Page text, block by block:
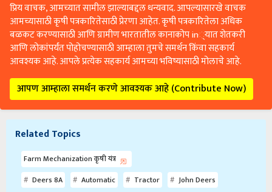
प्रिय वाचक, आमच्यात सामील झाल्याबद्दल धन्यवाद. आपल्यासारखे वाचक
आमच्यासाठी कृषी पत्रकारितेसाठी प्रेरणा आहेत. कृषी पत्रकारितेला अधिक
बळकट करण्यासाठी आणि ग्रामीण भारतातील कानाकोप in्यात शेतकरी
आणि लोकांपर्यंत पोहोचण्यासाठी आम्हाला तुमचे समर्थन किंवा सहकार्य
आवश्यक आहे. आपले प्रत्येक सहकार्य आमच्या भविष्यासाठी मोलाचे आहे.
आपण आम्हाला समर्थन करणे आवश्यक आहे (Contribute Now)
Related Topics
Farm Mechanization कृषी यंत्र
Deers 8A
Automatic Tractor John Deers